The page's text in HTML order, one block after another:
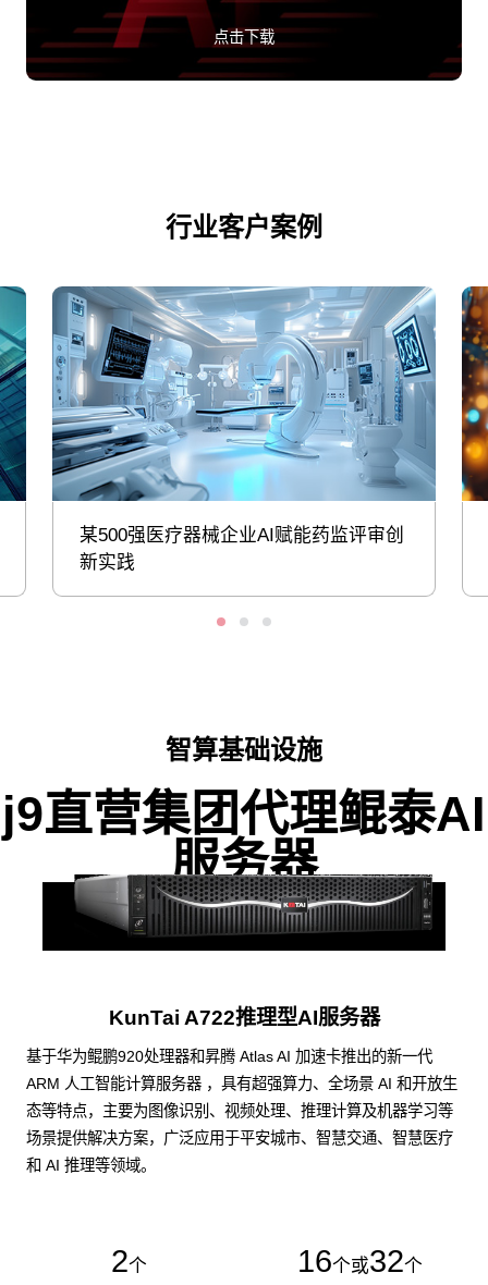
点击下载
行业客户案例
某500强医疗器械企业AI赋能药监评审创
新实践
智算基础设施
j9直营集团代理鲲泰AI
服务器
KunTai A722推理型AI服务器
基于华为鲲鹏920处理器和昇腾 Atlas AI 加速卡推出的新一代
ARM 人工智能计算服务器 ，具有超强算力、全场景 AI 和开放生
态等特点，主要为图像识别、视频处理、推理计算及机器学习等
场景提供解决方案，广泛应用于平安城市、智慧交通、智慧医疗
和 AI 推理等领域。
2个 16个或32个